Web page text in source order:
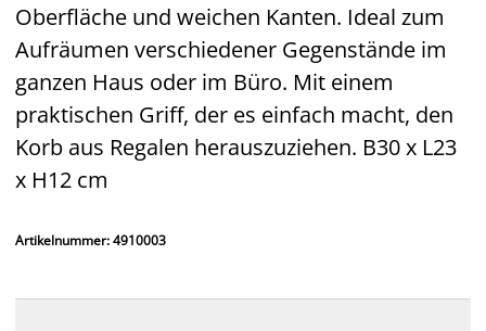
Oberfläche und weichen Kanten. Ideal zum
Aufräumen verschiedener Gegenstände im
ganzen Haus oder im Büro. Mit einem
praktischen Griff, der es einfach macht, den
Korb aus Regalen herauszuziehen. B30 x L23
x H12 cm
Artikelnummer: 4910003